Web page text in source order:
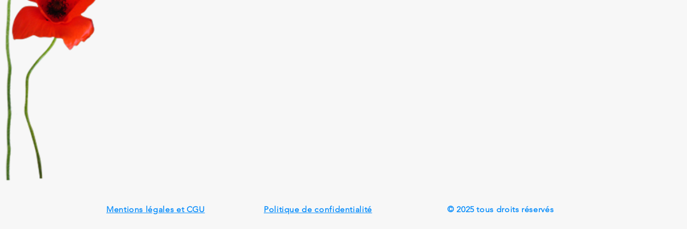
Mentions légales et CGU Politique de confidentialité © 2025 tous droits réservés